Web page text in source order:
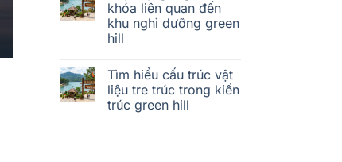
khóa liên quan đến
khu nghỉ dưỡng green
hill
Tìm hiểu cấu trúc vật
liệu tre trúc trong kiến
trúc green hill